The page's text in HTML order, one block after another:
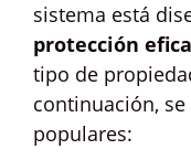
sistema está
protección
tipo de
continuación,
populares: